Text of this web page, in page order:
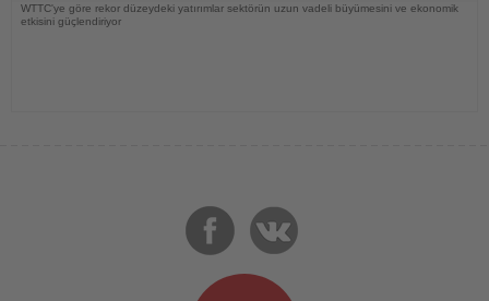
WTTC'ye göre rekor düzeydeki yatırımlar sektörün uzun vadeli büyümesini ve ekonomik
etkisini güçlendiriyor